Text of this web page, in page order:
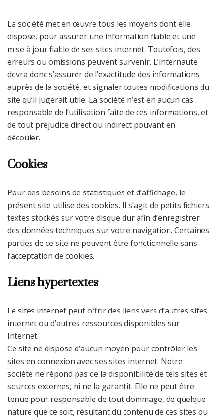
La société met en œuvre tous les moyens dont elle
dispose, pour assurer une information fiable et une
mise à jour fiable de ses sites internet. Toutefois, des
erreurs ou omissions peuvent survenir. L’internaute
devra donc s’assurer de l’exactitude des informations
auprès de la société, et signaler toutes modifications du
site qu’il jugerait utile. La société n’est en aucun cas
responsable de l’utilisation faite de ces informations, et
de tout préjudice direct ou indirect pouvant en
découler.
Cookies
Pour des besoins de statistiques et d’affichage, le
présent site utilise des cookies. Il s’agit de petits fichiers
textes stockés sur votre disque dur afin d’enregistrer
des données techniques sur votre navigation. Certaines
parties de ce site ne peuvent être fonctionnelle sans
l’acceptation de cookies.
Liens hypertextes
Le sites internet peut offrir des liens vers d’autres sites
internet ou d’autres ressources disponibles sur
Internet.
Ce site ne dispose d’aucun moyen pour contrôler les
sites en connexion avec ses sites internet. Notre
société ne répond pas de la disponibilité de tels sites et
sources externes, ni ne la garantit. Elle ne peut être
tenue pour responsable de tout dommage, de quelque
nature que ce soit, résultant du contenu de ces sites ou